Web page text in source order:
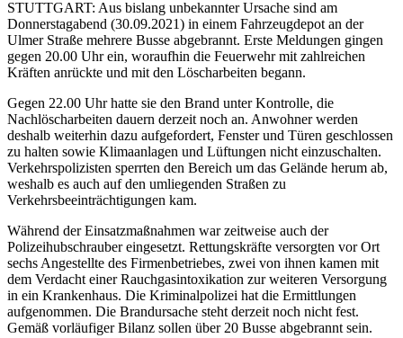
STUTTGART: Aus bislang unbekannter Ursache sind am
Donnerstagabend (30.09.2021) in einem Fahrzeugdepot an der
Ulmer Straße mehrere Busse abgebrannt. Erste Meldungen gingen
gegen 20.00 Uhr ein, woraufhin die Feuerwehr mit zahlreichen
Kräften anrückte und mit den Löscharbeiten begann.
Gegen 22.00 Uhr hatte sie den Brand unter Kontrolle, die
Nachlöscharbeiten dauern derzeit noch an. Anwohner werden
deshalb weiterhin dazu aufgefordert, Fenster und Türen geschlossen
zu halten sowie Klimaanlagen und Lüftungen nicht einzuschalten.
Verkehrspolizisten sperrten den Bereich um das Gelände herum ab,
weshalb es auch auf den umliegenden Straßen zu
Verkehrsbeeinträchtigungen kam.
Während der Einsatzmaßnahmen war zeitweise auch der
Polizeihubschrauber eingesetzt. Rettungskräfte versorgten vor Ort
sechs Angestellte des Firmenbetriebes, zwei von ihnen kamen mit
dem Verdacht einer Rauchgasintoxikation zur weiteren Versorgung
in ein Krankenhaus. Die Kriminalpolizei hat die Ermittlungen
aufgenommen. Die Brandursache steht derzeit noch nicht fest.
Gemäß vorläufiger Bilanz sollen über 20 Busse abgebrannt sein.